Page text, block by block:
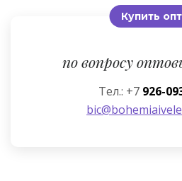
Купить
по вопросу
Тел.: +7 926-